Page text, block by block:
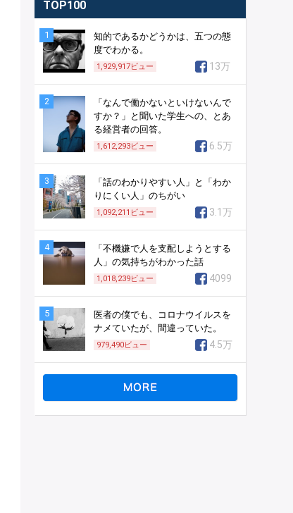
TOP100
1
知的であるかどうかは、五つの態
度でわかる。
1,929,917ビュー 13万
2
「なんで働かないといけないんで
すか？」と聞いた学生への、とあ
る経営者の回答。
1,612,293ビュー 6.5万
3
「話のわかりやすい人」と「わか
りにくい人」のちがい
1,092,211 ビュー 3.1万
4
「不機嫌で人を支配しようとする
人」の気持ちがわかった話
1,018,239ビュー 4099
5
医者の僕でも、コロナウイルスを
ナメていたが、間違っていた。
979,490ビュー 4.5万